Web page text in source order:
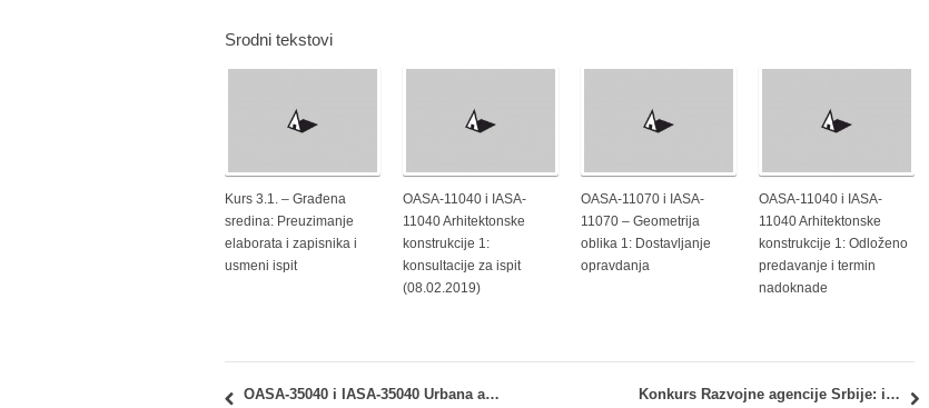
Srodni tekstovi
Kurs 3.1. – Građena
sredina: Preuzimanje
elaborata i zapisnika i
usmeni ispit
OASA-11040 i IASA-
11040 Arhitektonske
konstrukcije 1:
konsultacije za ispit
(08.02.2019)
OASA-11070 i IASA-
11070 – Geometrija
oblika 1: Dostavljanje
opravdanja
OASA-11040 i IASA-
11040 Arhitektonske
konstrukcije 1: Odloženo
predavanje i termin
nadoknade
OASA-35040 i IASA-35040 Urbana analiza i planiranje: uvid u radove sa ispita Konkurs Razvojne agencije Srbije: izbor najboljih projektnih ideja za razvoj regiona